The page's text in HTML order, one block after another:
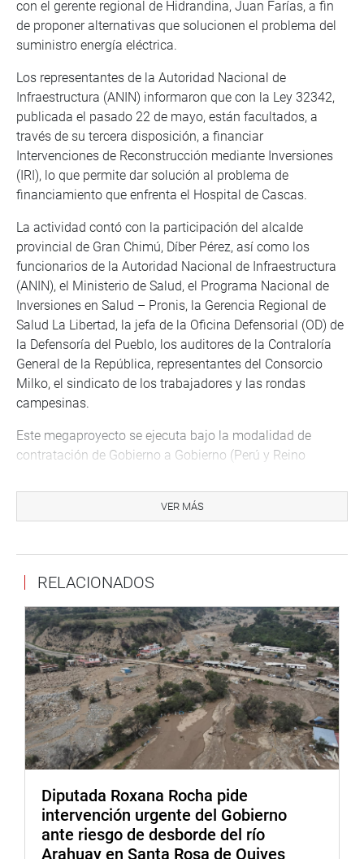
con el gerente regional de Hidrandina, Juan Farías, a fin
de proponer alternativas que solucionen el problema del
suministro energía eléctrica.
Los representantes de la Autoridad Nacional de
Infraestructura (ANIN) informaron que con la Ley 32342,
publicada el pasado 22 de mayo, están facultados, a
través de su tercera disposición, a financiar
Intervenciones de Reconstrucción mediante Inversiones
(IRI), lo que permite dar solución al problema de
financiamiento que enfrenta el Hospital de Cascas.
La actividad contó con la participación del alcalde
provincial de Gran Chimú, Díber Pérez, así como los
funcionarios de la Autoridad Nacional de Infraestructura
(ANIN), el Ministerio de Salud, el Programa Nacional de
Inversiones en Salud – Pronis, la Gerencia Regional de
Salud La Libertad, la jefa de la Oficina Defensorial (OD) de
la Defensoría del Pueblo, los auditores de la Contraloría
General de la República, representantes del Consorcio
Milko, el sindicato de los trabajadores y las rondas
campesinas.
Este megaproyecto se ejecuta bajo la modalidad de
contratación de Gobierno a Gobierno (Perú y Reino
integrado por las empresas GCZ Ingenieros SAC/ IBT, LLC.
Si bien los trabajos comenzaron en el 2021, su avance de
exhortó a los funcionarios de ANIN a realizar las
gestiones correspondientes para culminar esta
importante obra que beneficiará a más de 31 mil
personas de La Libertad y Cajamarca.
Despacho del congresista Héctor Acuña
VER MÁS
RELACIONADOS
Diputada Roxana Rocha pide
intervención urgente del Gobierno
ante riesgo de desborde del río
Arahuay en Santa Rosa de Quives